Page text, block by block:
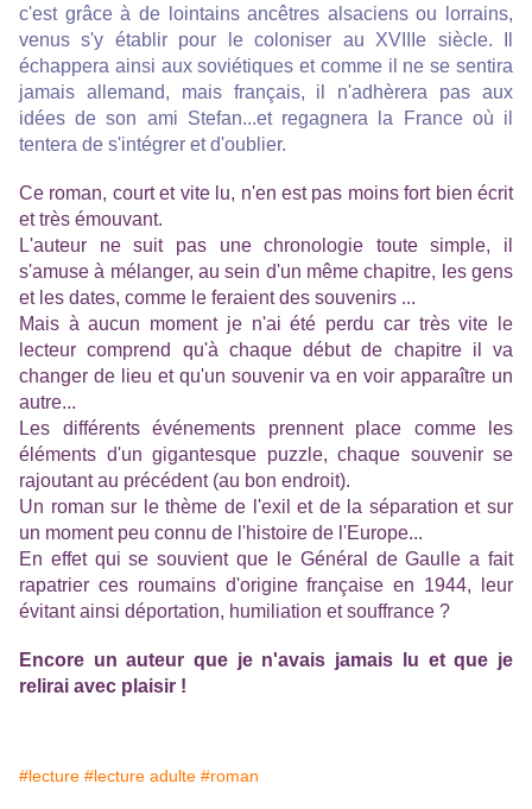
c'est grâce à de lointains ancêtres alsaciens ou lorrains,
venus s'y établir pour le coloniser au XVIIIe siècle. Il
échappera ainsi aux soviétiques et comme il ne se sentira
jamais allemand, mais français, il n'adhèrera pas aux
idées de son ami Stefan...et regagnera la France où il
tentera de s'intégrer et d'oublier.
Ce roman, court et vite lu, n'en est pas moins fort bien écrit
et très émouvant.
L'auteur ne suit pas une chronologie toute simple, il
s'amuse à mélanger, au sein d'un même chapitre, les gens
et les dates, comme le feraient des souvenirs ...
Mais à aucun moment je n'ai été perdu car très vite le
lecteur comprend qu'à chaque début de chapitre il va
changer de lieu et qu'un souvenir va en voir apparaître un
autre...
Les différents événements prennent place comme les
éléments d'un gigantesque puzzle, chaque souvenir se
rajoutant au précédent (au bon endroit).
Un roman sur le thème de l'exil et de la séparation et sur
un moment peu connu de l'histoire de l'Europe...
En effet qui se souvient que le Général de Gaulle a fait
rapatrier ces roumains d'origine française en 1944, leur
évitant ainsi déportation, humiliation et souffrance ?
Encore un auteur que je n'avais jamais lu et que je
relirai avec plaisir !
#lecture #lecture adulte #roman